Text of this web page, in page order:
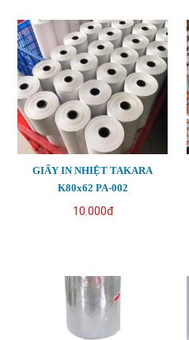
GIẤY IN NHIỆT TAKARA
K80x62 PA-002
10.000đ